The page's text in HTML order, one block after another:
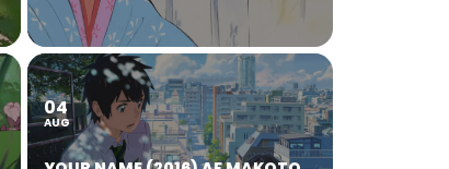
04
AUG